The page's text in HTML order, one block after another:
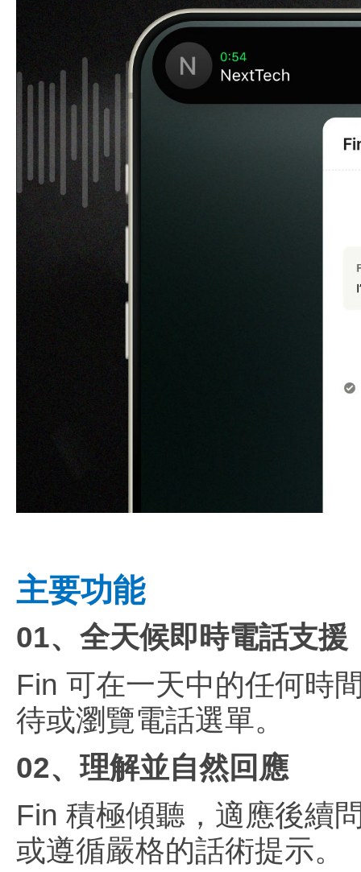
主要功能
01、全天候即時電話支援
Fin 可在一天中的任何時
待或瀏覽電話選單。
02、理解並自然回應
Fin 積極傾聽，適應後續
或遵循嚴格的話術提示。